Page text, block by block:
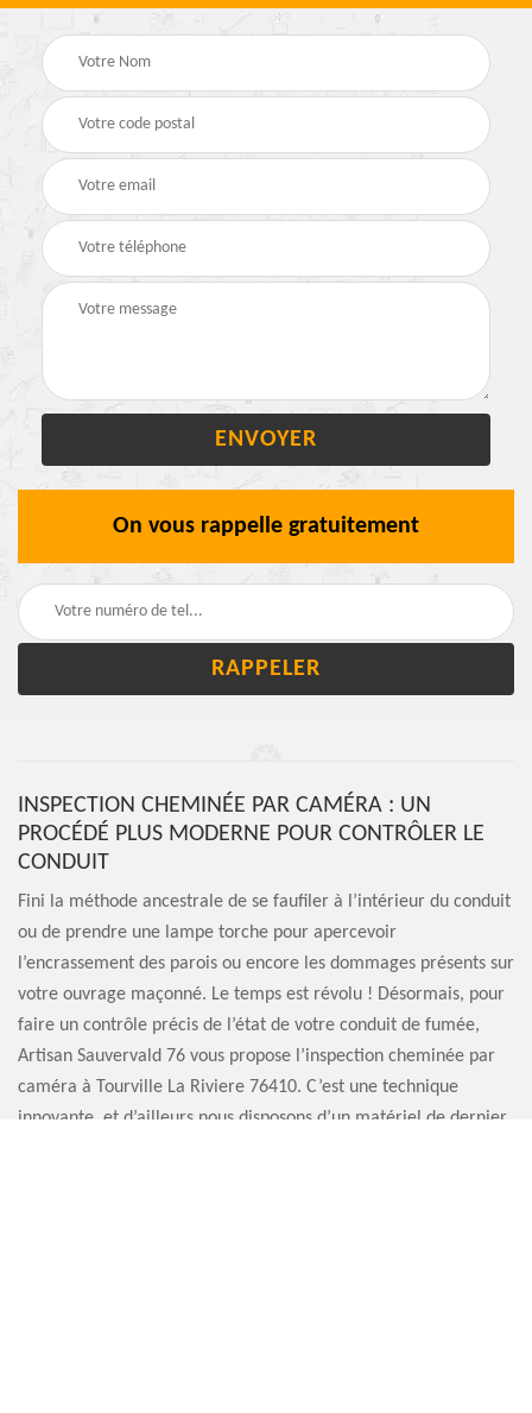
On vous rappelle gratuitement
INSPECTION CHEMINÉE PAR CAMÉRA : UN
PROCÉDÉ PLUS MODERNE POUR CONTRÔLER LE
CONDUIT
Fini la méthode ancestrale de se faufiler à l’intérieur du conduit
ou de prendre une lampe torche pour apercevoir
l’encrassement des parois ou encore les dommages présents sur
votre ouvrage maçonné. Le temps est révolu ! Désormais, pour
faire un contrôle précis de l’état de votre conduit de fumée,
Artisan Sauvervald 76 vous propose l’inspection cheminée par
caméra à Tourville La Riviere 76410. C’est une technique
innovante, et d’ailleurs nous disposons d’un matériel de dernier